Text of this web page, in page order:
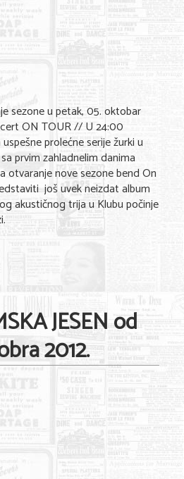
sezone u petak, 05. oktobar
ON TOUR // U 24:00
prolećne serije žurki u
prvim zahladnelim danima
otvaranje nove sezone bend On
još uvek neizdat album
akustičnog trija u Klubu počinje
JESEN od
2012.